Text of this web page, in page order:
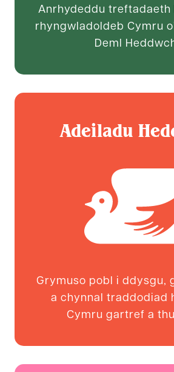
Anrhydeddu treftadaeth
rhyngwladoldeb Cymru
Deml
Adeiladu
Grymuso pobl i ddysgu,
a chynnal traddodiad
Cymru gartref a